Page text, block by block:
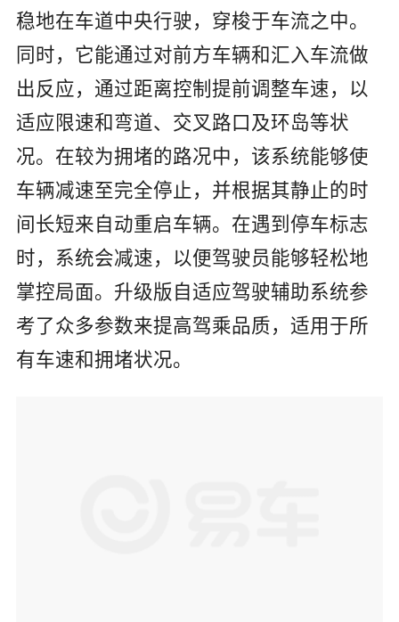
稳地在车道中央行驶，穿梭于车流之中。
同时，它能通过对前方车辆和汇入车流做
出反应，通过距离控制提前调整车速，以
适应限速和弯道、交叉路口及环岛等状
况。在较为拥堵的路况中，该系统能够使
车辆减速至完全停止，并根据其静止的时
间长短来自动重启车辆。在遇到停车标志
时，系统会减速，以便驾驶员能够轻松地
掌控局面。升级版自适应驾驶辅助系统参
考了众多参数来提高驾乘品质，适用于所
有车速和拥堵状况。